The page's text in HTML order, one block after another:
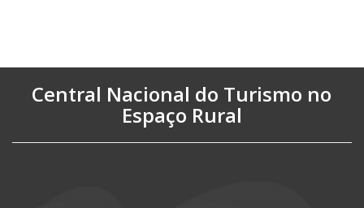
Central Nacional do Turismo no
Espaço Rural